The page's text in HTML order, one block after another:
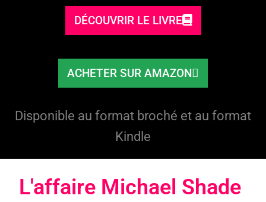
DÉCOUVRIR LE LIVRE
ACHETER SUR AMAZON
Disponible au format broché et au format
Kindle
L'affaire Michael Shade​